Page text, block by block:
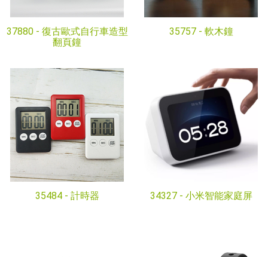
37880 - 復古歐式自行車造型
翻頁鐘
35757 - 軟木鐘
35484 - 計時器 34327 - 小米智能家庭屏